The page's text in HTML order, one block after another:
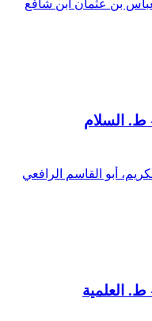
بن عثمان ابن شافع
ط. السلام
أبو القاسم الرافعي
ط. العلمية